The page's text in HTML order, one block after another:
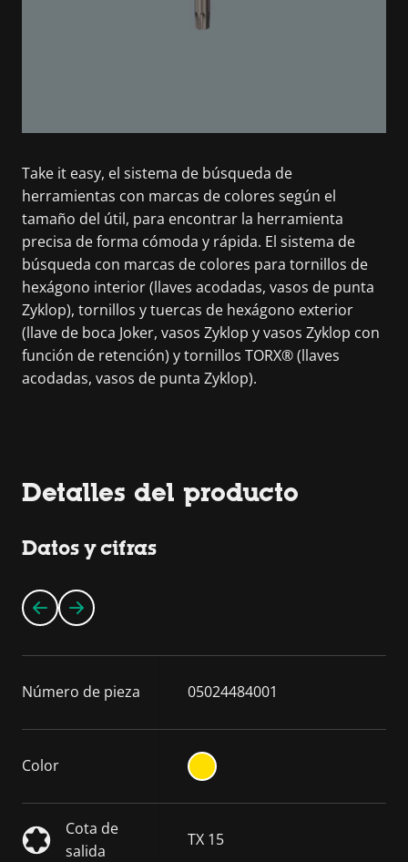
Take it easy, el sistema de búsqueda de
herramientas con marcas de colores según el
tamaño del útil, para encontrar la herramienta
precisa de forma cómoda y rápida. El sistema de
búsqueda con marcas de colores para tornillos de
hexágono interior (llaves acodadas, vasos de punta
Zyklop), tornillos y tuercas de hexágono exterior
(llave de boca Joker, vasos Zyklop y vasos Zyklop con
función de retención) y tornillos TORX® (llaves
acodadas, vasos de punta Zyklop).
Detalles del producto
Datos y cifras
Número de pieza 05024484001
Color
Cota de
salida
TX 15